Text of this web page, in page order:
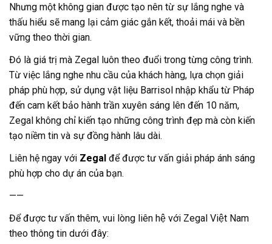
Nhưng một không gian được tạo nên từ sự lắng nghe và
thấu hiểu sẽ mang lại cảm giác gắn kết, thoải mái và bền
vững theo thời gian.
Đó là giá trị mà Zegal luôn theo đuổi trong từng công trình.
Từ việc lắng nghe nhu cầu của khách hàng, lựa chọn giải
pháp phù hợp, sử dụng vật liệu Barrisol nhập khẩu từ Pháp
đến cam kết bảo hành trần xuyên sáng lên đến 10 năm,
Zegal không chỉ kiến tạo những công trình đẹp mà còn kiến
tạo niềm tin và sự đồng hành lâu dài.
Liên hệ ngay với Zegal để được tư vấn giải pháp ánh sáng
phù hợp cho dự án của bạn.
——
Để được tư vấn thêm, vui lòng liên hệ với Zegal Việt Nam
theo thông tin dưới đây: